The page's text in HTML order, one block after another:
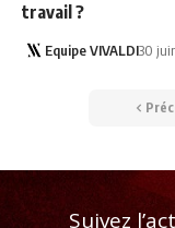
travail ?
Equipe VIVALDI30
Suivez